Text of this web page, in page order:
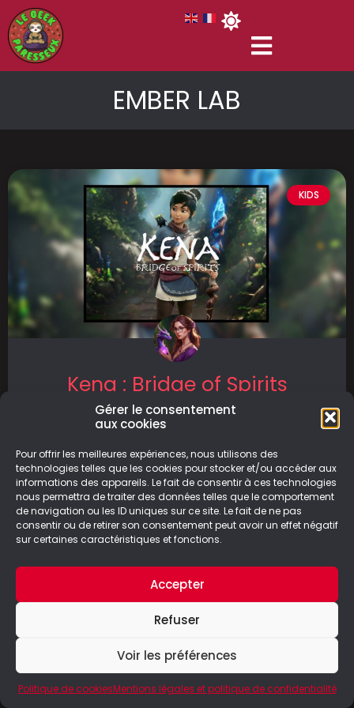
Gérer le consentement
aux cookies
Pour offrir les meilleures expériences, nous utilisons des
technologies telles que les cookies pour stocker et/ou accéder aux
informations des appareils. Le fait de consentir à ces technologies
nous permettra de traiter des données telles que le comportement
de navigation ou les ID uniques sur ce site. Le fait de ne pas
consentir ou de retirer son consentement peut avoir un effet négatif
sur certaines caractéristiques et fonctions.
Accepter
Refuser
Voir les préférences
Politique de cookiesMentions légales et politique de confidentialité
EMBER LAB
KIDS
Kena : Bridge of Spirits
Kena est un guide des esprits qui va venir en
rendre
LIRE LA SUITE
26/10/2022
© Le Geek Paresseux –Mentions légales & Politique de